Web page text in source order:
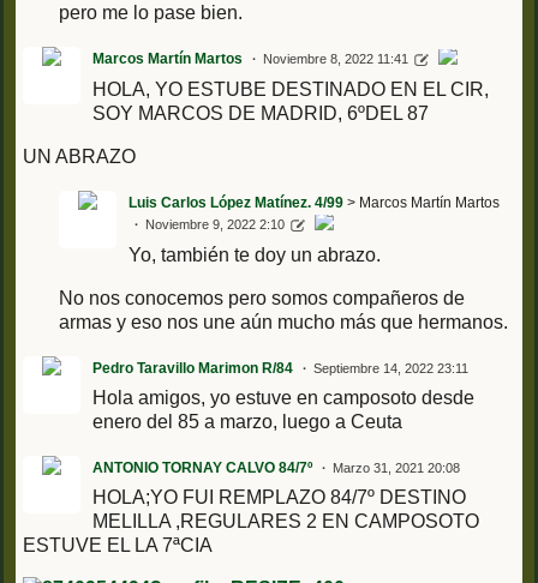
pero me lo pase bien.
Marcos Martín Martos Noviembre 8, 2022 11:41
HOLA, YO ESTUBE DESTINADO EN EL CIR,
SOY MARCOS DE MADRID, 6ºDEL 87
UN ABRAZO
Luis Carlos López Matínez. 4/99 > Marcos Martín Martos
Noviembre 9, 2022 2:10
Yo, también te doy un abrazo.
No nos conocemos pero somos compañeros de
armas y eso nos une aún mucho más que hermanos.
Pedro Taravillo Marimon R/84 Septiembre 14, 2022 23:11
Hola amigos, yo estuve en camposoto desde
enero del 85 a marzo, luego a Ceuta
ANTONIO TORNAY CALVO 84/7º Marzo 31, 2021 20:08
HOLA;YO FUI REMPLAZO 84/7º DESTINO
MELILLA ,REGULARES 2 EN CAMPOSOTO
ESTUVE EL LA 7ªCIA